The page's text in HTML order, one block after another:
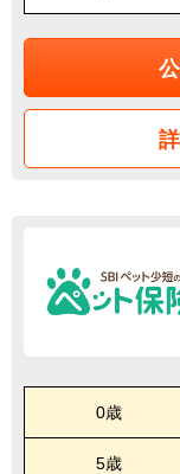
0歳
5歳